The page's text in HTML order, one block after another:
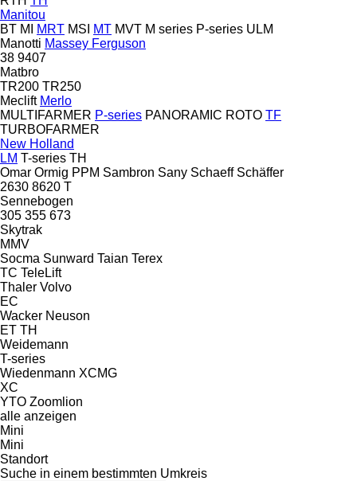
Manitou
BT MI MRT MSI MT MVT M series P-series ULM
Manotti Massey Ferguson
38 9407
Matbro
TR200 TR250
Meclift Merlo
MULTIFARMER P-series PANORAMIC ROTO TF
TURBOFARMER
New Holland
LM T-series TH
Omar Ormig PPM Sambron Sany Schaeff Schäffer
2630 8620 T
Sennebogen
305 355 673
Skytrak
MMV
Socma Sunward Taian Terex
TC TeleLift
Thaler Volvo
EC
Wacker Neuson
ET TH
Weidemann
T-series
Wiedenmann XCMG
XC
YTO Zoomlion
alle anzeigen
Mini
Mini
Standort
Suche in einem bestimmten Umkreis